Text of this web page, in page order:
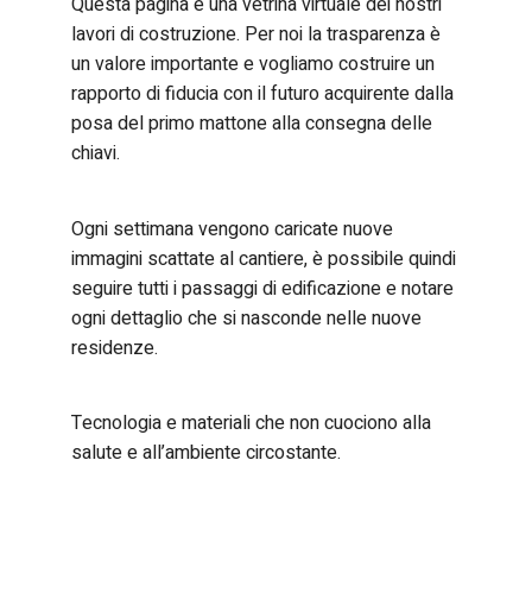
lavori di costruzione. Per noi la trasparenza è
un valore importante e vogliamo costruire un
rapporto di fiducia con il futuro acquirente dalla
posa del primo mattone alla consegna delle
chiavi.
Ogni settimana vengono caricate nuove
immagini scattate al cantiere, è possibile quindi
seguire tutti i passaggi di edificazione e notare
ogni dettaglio che si nasconde nelle nuove
residenze.
Tecnologia e materiali che non cuociono alla
salute e all’ambiente circostante.